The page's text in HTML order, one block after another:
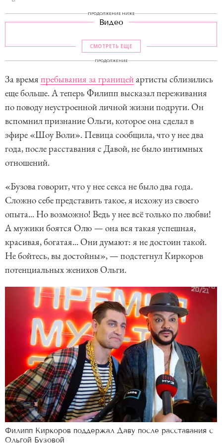
ПРОДОЛЖЕНИЕ НИЖЕ
Видео
СМОТРЕТЬ ЕЩЕ
ПРОДОЛЖЕНИЕ
За время пребывания за границейартисты сблизились
еще больше. А теперь Филипп высказал переживания
по поводу неустроенной личной жизни подруги. Он
вспомнил признание Ольги, которое она сделал в
эфире «Шоу Воли». Певица сообщила, что у нее два
года, после расставания с Давой, не было интимных
отношений.
«Бузова говорит, что у нее секса не было два года.
Сложно себе представить такое, я исхожу из своего
опыта... Но возможно! Ведь у нее всё только по любви!
А мужики боятся Олю — она вся такая успешная,
красивая, богатая... Они думают: я не достоин такой.
Не бойтесь, вы достойны», — подстегнул Киркоров
потенциальных женихов Ольги.
Филипп Киркоров поддержал Даву после расставания с
Ольгой Бузовой